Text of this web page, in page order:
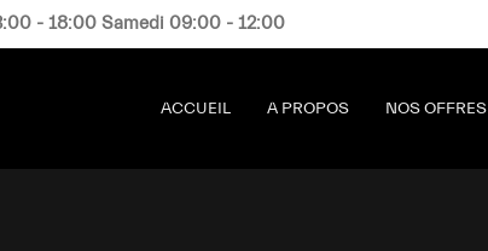
- 18:00 Samedi 09:00 - 12:00
ACCUEIL A PROPOS NOS OFFRES